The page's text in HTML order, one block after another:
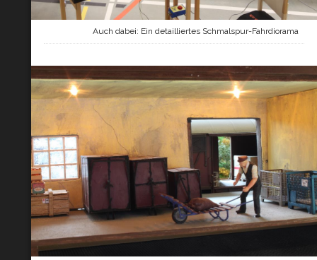
Auch dabei: Ein detailliertes Schmalspur-Fahrdiorama